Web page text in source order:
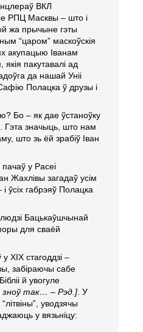
ВКЛ
РПЦ Масквы – што і
жа прычыне гэты
“царом” маскоўскія
акупацыю Іванам
пакутавалі ад
да нашай Уніі
Полацка ў друзы і
Бо – як дае ўстаноўку
Гэта значыць, што нам
што зь ёй зрабіў Іван
пачаў у Расеі
Жахлівы загадаў усім
ўсіх габрэяў Полацка
людзі Бацькаўшчынай
для сваёй
ХІХ стагоддзі –
забіраючы сабе
й увогуле
зноў так… – Рэд.] . У
уводзячы
у вязьніцу: